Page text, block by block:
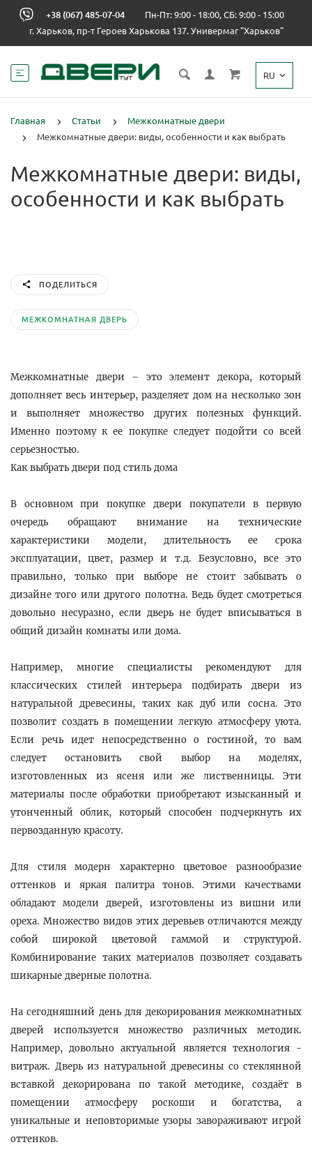
+38 (067) 485-07-04
Пн-Пт: 9:00 - 18:00, СБ: 9:00 - 15:00
г. Харьков, пр-т Героев Харькова 137. Универмаг "Харьков"
RU
Главная Статьи
Межкомнатные двери
Межкомнатные двери: виды, особенности и как выбрать
Межкомнатные двери: виды,
особенности и как выбрать
ПОДЕЛИТЬСЯ
МЕЖКОМНАТНАЯ ДВЕРЬ
Межкомнатные двери – это элемент декора, который
дополняет весь интерьер, разделяет дом на несколько зон
и выполняет множество других полезных функций.
Именно поэтому к ее покупке следует подойти со всей
серьезностью.
Как выбрать двери под стиль дома
В основном при покупке двери покупатели в первую
очередь обращают внимание на технические
характеристики модели, длительность ее срока
эксплуатации, цвет, размер и т.д. Безусловно, все это
правильно, только при выборе не стоит забывать о
дизайне того или другого полотна. Ведь будет смотреться
довольно несуразно, если дверь не будет вписываться в
общий дизайн комнаты или дома.
Например, многие специалисты рекомендуют для
классических стилей интерьера подбирать двери из
натуральной древесины, таких как дуб или сосна. Это
позволит создать в помещении легкую атмосферу уюта.
Если речь идет непосредственно о гостиной, то вам
следует остановить свой выбор на моделях,
изготовленных из ясеня или же лиственницы. Эти
материалы после обработки приобретают изысканный и
утонченный облик, который способен подчеркнуть их
первозданную красоту.
Для стиля модерн характерно цветовое разнообразие
оттенков и яркая палитра тонов. Этими качествами
обладают модели дверей, изготовлены из вишни или
ореха. Множество видов этих деревьев отличаются между
собой широкой цветовой гаммой и структурой.
Комбинирование таких материалов позволяет создавать
шикарные дверные полотна.
На сегодняшний день для декорирования межкомнатных
дверей используется множество различных методик.
Например, довольно актуальной является технология -
витраж. Дверь из натуральной древесины со стеклянной
вставкой декорирована по такой методике, создаёт в
помещении атмосферу роскоши и богатства, а
уникальные и неповторимые узоры завораживают игрой
оттенков.